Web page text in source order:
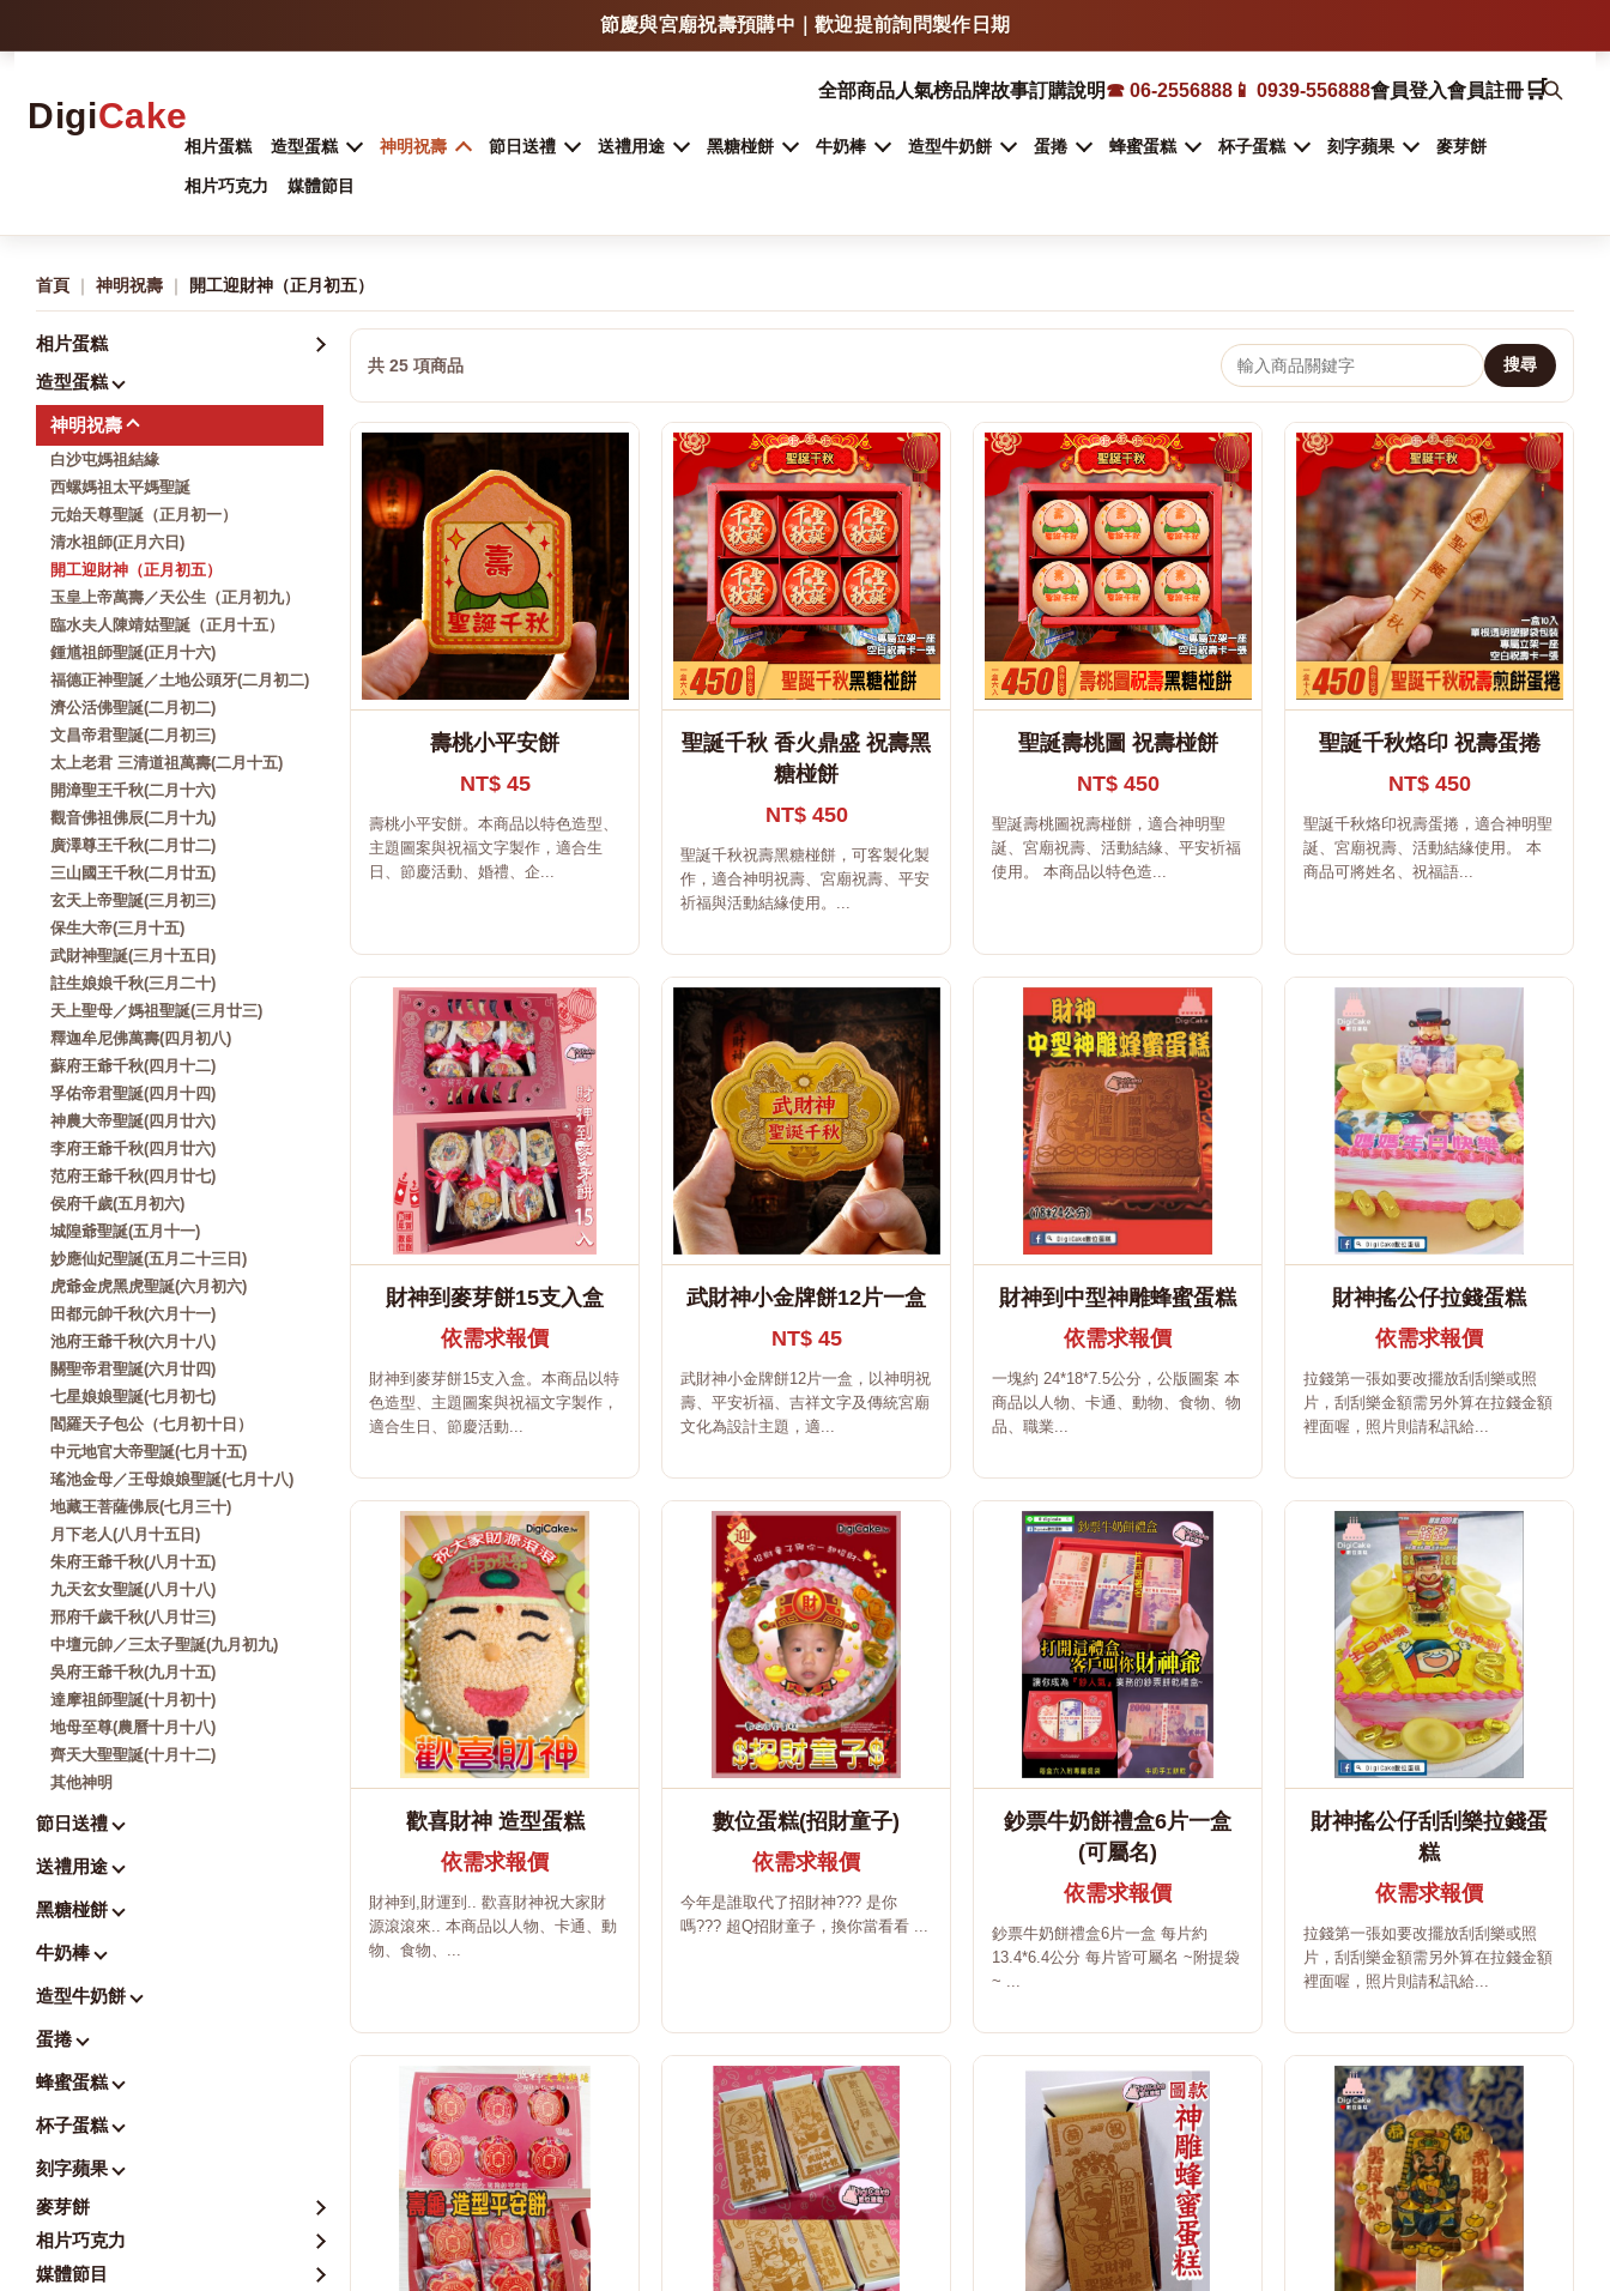
LINE 傳照片 / LOGO / 文字，可快速估價與確認製作方式
門市自取、宅配、超商取貨，依商品類型安排
DigiCake
全部商品人氣榜品牌故事訂購說明☎ 06-2556888 📱 0939-556888會員登入會員註冊🛒
相片蛋糕 造型蛋糕 神明祝壽 節日送禮 送禮用途 黑糖椪餅 牛奶棒 造型牛奶餅 蛋捲 蜂蜜蛋糕 杯子蛋糕 刻字蘋果 麥芽餅
相片巧克力 媒體節目
首頁 ｜ 神明祝壽 ｜ 開工迎財神（正月初五）
相片蛋糕
造型蛋糕
神明祝壽
白沙屯媽祖結緣
西螺媽祖太平媽聖誕
元始天尊聖誕（正月初一）
清水祖師(正月六日)
開工迎財神（正月初五）
玉皇上帝萬壽／天公生（正月初九）
臨水夫人陳靖姑聖誕（正月十五）
鍾馗祖師聖誕(正月十六)
福德正神聖誕／土地公頭牙(二月初二)
濟公活佛聖誕(二月初二)
文昌帝君聖誕(二月初三)
太上老君 三清道祖萬壽(二月十五)
開漳聖王千秋(二月十六)
觀音佛祖佛辰(二月十九)
廣澤尊王千秋(二月廿二)
三山國王千秋(二月廿五)
玄天上帝聖誕(三月初三)
保生大帝(三月十五)
武財神聖誕(三月十五日)
註生娘娘千秋(三月二十)
天上聖母／媽祖聖誕(三月廿三)
釋迦牟尼佛萬壽(四月初八)
蘇府王爺千秋(四月十二)
孚佑帝君聖誕(四月十四)
神農大帝聖誕(四月廿六)
李府王爺千秋(四月廿六)
范府王爺千秋(四月廿七)
侯府千歲(五月初六)
城隍爺聖誕(五月十一)
妙應仙妃聖誕(五月二十三日)
虎爺金虎黑虎聖誕(六月初六)
田都元帥千秋(六月十一)
池府王爺千秋(六月十八)
關聖帝君聖誕(六月廿四)
七星娘娘聖誕(七月初七)
閻羅天子包公（七月初十日）
中元地官大帝聖誕(七月十五)
瑤池金母／王母娘娘聖誕(七月十八)
地藏王菩薩佛辰(七月三十)
月下老人(八月十五日)
朱府王爺千秋(八月十五)
九天玄女聖誕(八月十八)
邢府千歲千秋(八月廿三)
中壇元帥／三太子聖誕(九月初九)
吳府王爺千秋(九月十五)
達摩祖師聖誕(十月初十)
地母至尊(農曆十月十八)
齊天大聖聖誕(十月十二)
其他神明
節日送禮
送禮用途
黑糖椪餅
牛奶棒
造型牛奶餅
蛋捲
蜂蜜蛋糕
杯子蛋糕
刻字蘋果
麥芽餅
相片巧克力
媒體節目
共 25 項商品
壽桃小平安餅
NT$ 45
壽桃小平安餅。本商品以特色造型、
主題圖案與祝福文字製作，適合生
日、節慶活動、婚禮、企...
聖誕千秋 香火鼎盛 祝壽黑
糖椪餅
NT$ 450
聖誕千秋祝壽黑糖椪餅，可客製化製
作，適合神明祝壽、宮廟祝壽、平安
祈福與活動結緣使用。...
聖誕壽桃圖 祝壽椪餅
NT$ 450
聖誕壽桃圖祝壽椪餅，適合神明聖
誕、宮廟祝壽、活動結緣、平安祈福
使用。 本商品以特色造...
聖誕千秋烙印 祝壽蛋捲
NT$ 450
聖誕千秋烙印祝壽蛋捲，適合神明聖
誕、宮廟祝壽、活動結緣使用。 本
商品可將姓名、祝福語...
財神到麥芽餅15支入盒
依需求報價
財神到麥芽餅15支入盒。本商品以特
色造型、主題圖案與祝福文字製作，
適合生日、節慶活動...
武財神小金牌餅12片一盒
NT$ 45
武財神小金牌餅12片一盒，以神明祝
壽、平安祈福、吉祥文字及傳統宮廟
文化為設計主題，適...
財神到中型神雕蜂蜜蛋糕
依需求報價
一塊約 24*18*7.5公分，公版圖案 本
商品以人物、卡通、動物、食物、物
品、職業...
財神搖公仔拉錢蛋糕
依需求報價
拉錢第一張如要改擺放刮刮樂或照
片，刮刮樂金額需另外算在拉錢金額
裡面喔，照片則請私訊給...
歡喜財神 造型蛋糕
依需求報價
財神到,財運到.. 歡喜財神祝大家財
源滾滾來.. 本商品以人物、卡通、動
物、食物、...
數位蛋糕(招財童子)
依需求報價
今年是誰取代了招財神??? 是你
嗎??? 超Q招財童子，換你當看看 ...
鈔票牛奶餅禮盒6片一盒
(可屬名)
依需求報價
鈔票牛奶餅禮盒6片一盒 每片約
13.4*6.4公分 每片皆可屬名 ~附提袋
~ ...
財神搖公仔刮刮樂拉錢蛋
糕
依需求報價
拉錢第一張如要改擺放刮刮樂或照
片，刮刮樂金額需另外算在拉錢金額
裡面喔，照片則請私訊給...